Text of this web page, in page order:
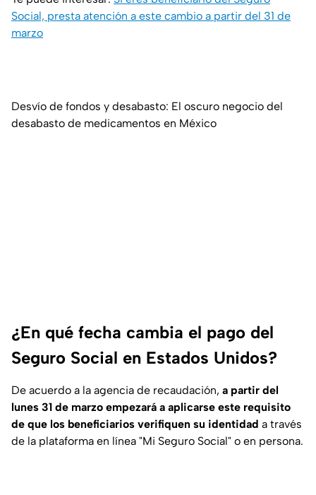
Social, presta atención a este cambio a partir del 31 de
marzo
Desvío de fondos y desabasto: El oscuro negocio del
desabasto de medicamentos en México
¿En qué fecha cambia el pago del
Seguro Social en Estados Unidos?
De acuerdo a la agencia de recaudación, a partir del
lunes 31 de marzo empezará a aplicarse este requisito
de que los beneficiarios verifiquen su identidad a través
de la plataforma en línea "Mi Seguro Social" o en persona.